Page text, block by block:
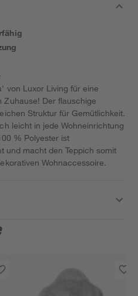
von Luxor Living für eine
Zuhause! Der flauschige
Struktur für Gemütlichkeit.
leicht in jede Wohneinrichtung
% Polyester ist
und macht den Teppich somit
Wohnaccessoire.